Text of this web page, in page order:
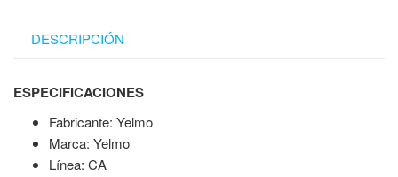
DESCRIPCIÓN
ESPECIFICACIONES
Fabricante: Yelmo
Marca: Yelmo
Línea: CA